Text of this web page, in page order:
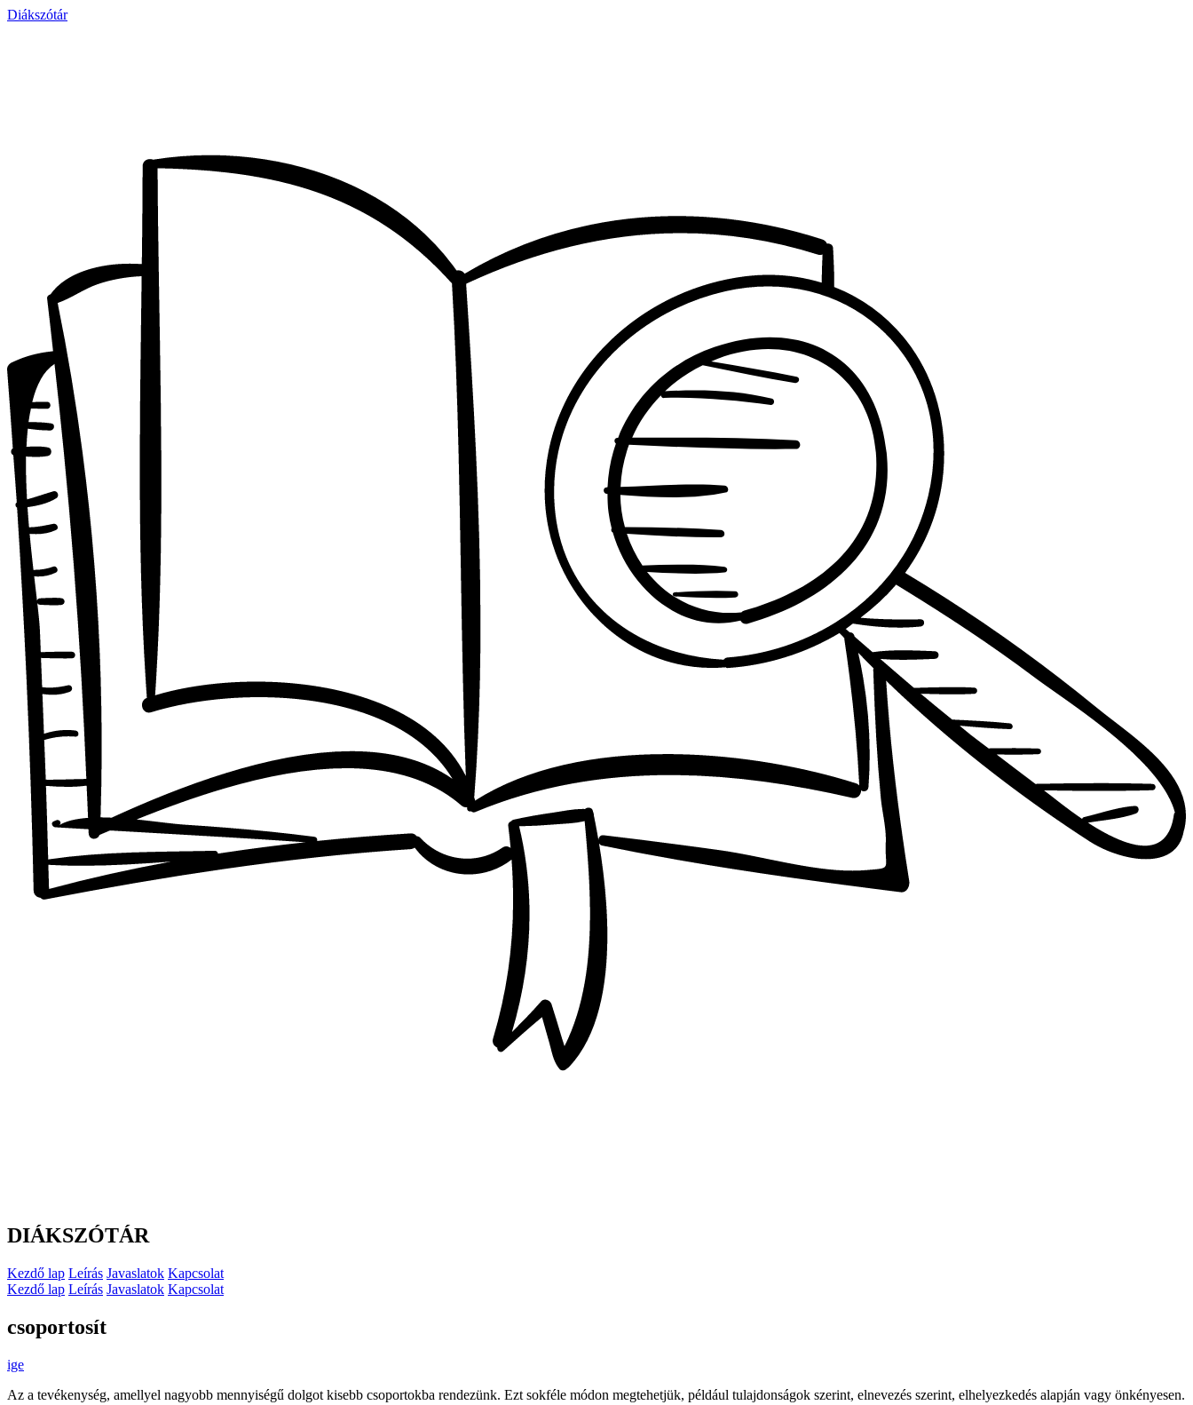
Diákszótár
DIÁKSZÓTÁR
Kezdő lap Leírás Javaslatok Kapcsolat
Kezdő lap Leírás Javaslatok Kapcsolat
csoportosít
ige
Az a tevékenység, amellyel nagyobb mennyiségű dolgot kisebb csoportokba rendezünk. Ezt sokféle módon megtehetjük, például tulajdonságok szerint, elnevezés szerint, elhelyezkedés alapján vagy önkényesen.